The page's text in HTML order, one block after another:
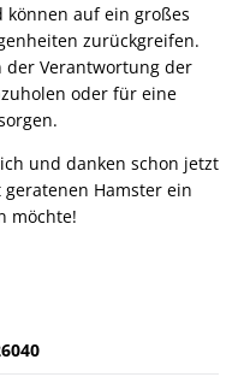
auf ein großes
zurückgreifen.
der Verantwortung der
oder für eine
und danken schon jetzt
Hamster ein
möchte!